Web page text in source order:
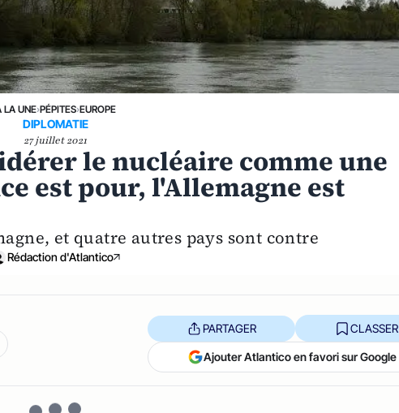
LA UNE›PÉPITES›EUROPE
DIPLOMATIE
27 juillet 2021
le nucléaire comme une
est pour, l'Allemagne est
et quatre autres pays sont contre
Rédaction d'Atlantico
PARTAGER CLASSER
Ajouter Atlantico en favori sur Google